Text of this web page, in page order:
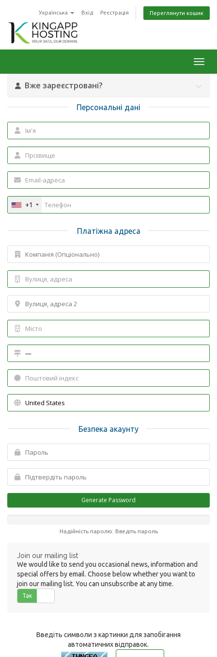
Українська Вхід Реєстрація Переглянути кошик
Вже зареєстровані?
Персональні дані
+1
Платіжна адреса
Безпека акаунту
Generate Password
Надійність паролю: Введіть пароль
Join our mailing list
We would like to send you occasional news, information and
special offers by email. Choose below whether you want to
join our mailing list. You can unsubscribe at any time.
Так
Введіть символи з картинки для запобігання
автоматичних відправок.